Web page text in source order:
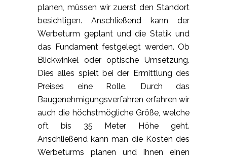
planen, müssen wir zuerst den Standort
besichtigen. Anschließend kann der
Werbeturm geplant und die Statik und
das Fundament festgelegt werden. Ob
Blickwinkel oder optische Umsetzung.
Dies alles spielt bei der Ermittlung des
Preises eine Rolle. Durch das
Baugenehmigungsverfahren erfahren wir
auch die höchstmögliche Größe, welche
oft bis 35 Meter Höhe geht.
Anschließend kann man die Kosten des
Werbeturms planen und Ihnen einen